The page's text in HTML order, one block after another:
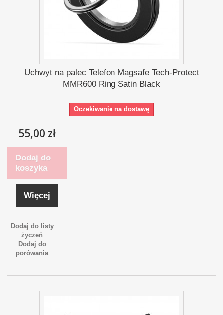
Uchwyt na palec Telefon Magsafe Tech-Protect
MMR600 Ring Satin Black
Oczekiwanie na dostawę
55,00 zł
Dodaj do
koszyka
Więcej
Dodaj do listy
życzeń
Dodaj do
porówania